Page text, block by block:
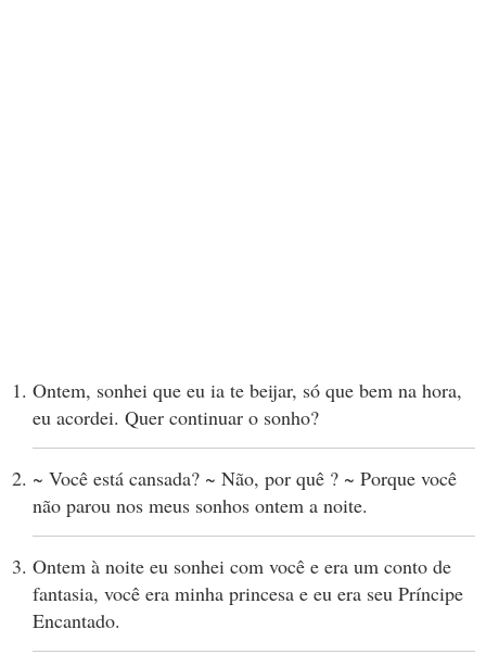
Ontem, sonhei que eu ia te beijar, só que bem na hora,
eu acordei. Quer continuar o sonho?
~ Você está cansada? ~ Não, por quê ? ~ Porque você
não parou nos meus sonhos ontem a noite.
Ontem à noite eu sonhei com você e era um conto de
fantasia, você era minha princesa e eu era seu Príncipe
Encantado.